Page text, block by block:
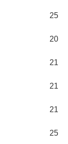
25
20
21
21
21
25